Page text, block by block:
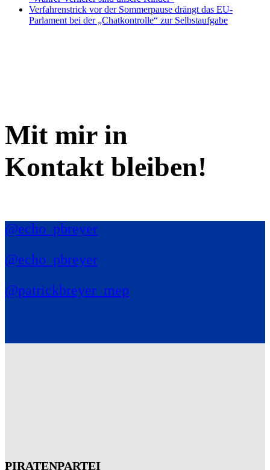
Verfahrenstrick vor der Sommerpause drängt das EU-
Parlament bei der „Chatkontrolle“ zur Selbstaufgabe
Mit mir in
Kontakt bleiben!
@echo_pbreyer
@echo_pbreyer
@patrickbreyer_mep
PIRATENPARTEI